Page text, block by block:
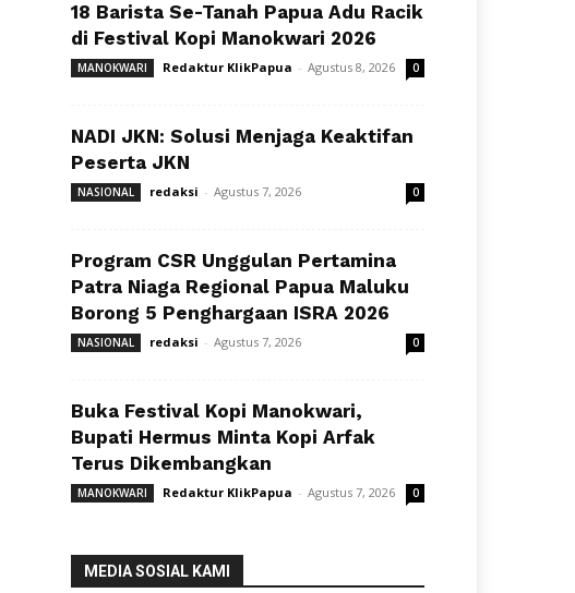
18 Barista Se-Tanah Papua Adu Racik
di Festival Kopi Manokwari 2026
MANOKWARI Redaktur KlikPapua - Agustus 8, 2026 0
NADI JKN: Solusi Menjaga Keaktifan
Peserta JKN
NASIONAL redaksi - Agustus 7, 2026 0
Program CSR Unggulan Pertamina
Patra Niaga Regional Papua Maluku
Borong 5 Penghargaan ISRA 2026
NASIONAL redaksi - Agustus 7, 2026 0
Buka Festival Kopi Manokwari,
Bupati Hermus Minta Kopi Arfak
Terus Dikembangkan
MANOKWARI Redaktur KlikPapua - Agustus 7, 2026 0
MEDIA SOSIAL KAMI